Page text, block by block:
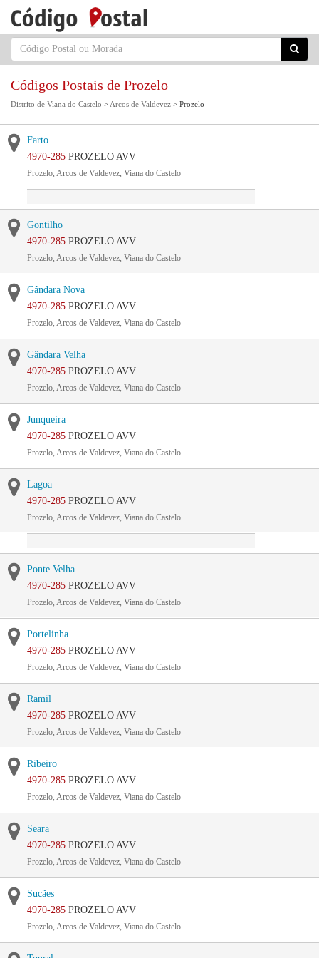
Códigos Postais de Prozelo
Distrito de Viana do Castelo > Arcos de Valdevez > Prozelo
Farto
4970-285 PROZELO AVV
Prozelo, Arcos de Valdevez, Viana do Castelo
Gontilho
4970-285 PROZELO AVV
Prozelo, Arcos de Valdevez, Viana do Castelo
Gândara Nova
4970-285 PROZELO AVV
Prozelo, Arcos de Valdevez, Viana do Castelo
Gândara Velha
4970-285 PROZELO AVV
Prozelo, Arcos de Valdevez, Viana do Castelo
Junqueira
4970-285 PROZELO AVV
Prozelo, Arcos de Valdevez, Viana do Castelo
Lagoa
4970-285 PROZELO AVV
Prozelo, Arcos de Valdevez, Viana do Castelo
Ponte Velha
4970-285 PROZELO AVV
Prozelo, Arcos de Valdevez, Viana do Castelo
Portelinha
4970-285 PROZELO AVV
Prozelo, Arcos de Valdevez, Viana do Castelo
Ramil
4970-285 PROZELO AVV
Prozelo, Arcos de Valdevez, Viana do Castelo
Ribeiro
4970-285 PROZELO AVV
Prozelo, Arcos de Valdevez, Viana do Castelo
Seara
4970-285 PROZELO AVV
Prozelo, Arcos de Valdevez, Viana do Castelo
Sucães
4970-285 PROZELO AVV
Prozelo, Arcos de Valdevez, Viana do Castelo